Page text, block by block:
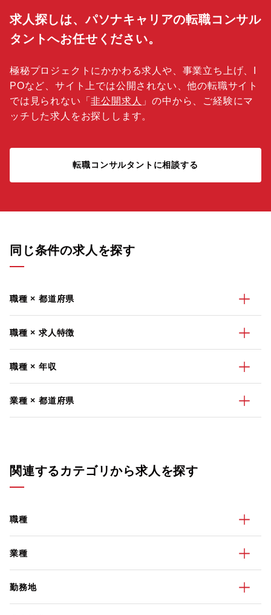
求人探しは、パソナキャリアの転職コンサル
タントへお任せください。
極秘プロジェクトにかかわる求人や、事業立ち上げ、I
POなど、サイト上では公開されない、他の転職サイト
では見られない「非公開求人 」の中から、ご経験にマ
ッチした求人をお探しします。
転職コンサルタントに相談する
同じ条件の求人を探す
職種 × 都道府県
職種 × 求人特徴
職種 × 年収
業種 × 都道府県
関連するカテゴリから求人を探す
職種
業種
勤務地